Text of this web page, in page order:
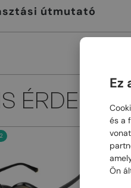
útmutató
Ez
és a
Ön